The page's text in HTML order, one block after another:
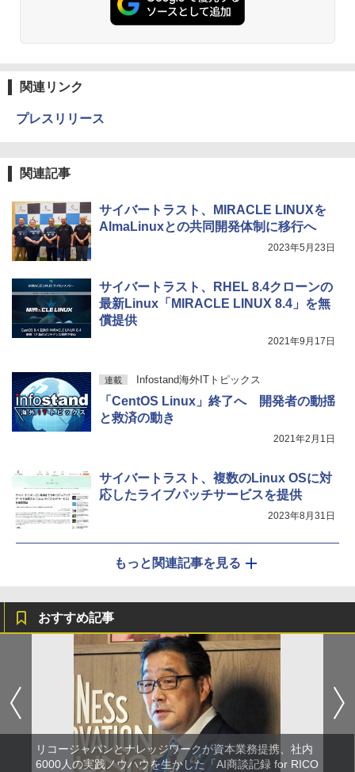
関連リンク
プレスリリース
関連記事
サイバートラスト、MIRACLE LINUXを
AlmaLinuxとの共同開発体制に移行へ
2023年5月23日
サイバートラスト、RHEL 8.4クローンの
最新Linux「MIRACLE LINUX 8.4」を無
償提供
2021年9月17日
連載 Infostand海外ITトピックス
「CentOS Linux」終了へ 開発者の動揺
と救済の動き
2021年2月1日
サイバートラスト、複数のLinux OSに対
応したライブパッチサービスを提供
2023年8月31日
もっと関連記事を見る
おすすめ記事
リコージャパンとナレッジワークが資本業務提携、社内
6000人の実践ノウハウを生かした「AI商談記録 for RICO